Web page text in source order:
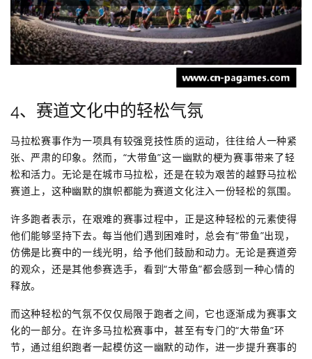
4、赛道文化中的轻松气氛
马拉松赛事作为一项具有较强竞技性质的运动，往往给人一种紧
张、严肃的印象。然而，“大带鱼”这一幽默的梗为赛事带来了轻
松和活力。无论是在城市马拉松，还是在较为艰苦的越野马拉松
赛道上，这种幽默的旗帜都能为赛道文化注入一份轻松的氛围。
许多跑者表示，在艰难的赛事过程中，正是这种轻松的元素使得
他们能够坚持下去。每当他们遇到困难时，总会有“带鱼”出现，
仿佛是比赛中的一线光明，给予他们鼓励和动力。无论是赛道旁
的观众，还是其他参赛选手，看到“大带鱼”都会感到一种心情的
释放。
而这种轻松的气氛不仅仅局限于跑者之间，它也逐渐成为赛事文
化的一部分。在许多马拉松赛事中，甚至有专门的“大带鱼”环
节，通过组织跑者一起模仿这一幽默的动作，进一步提升赛事的